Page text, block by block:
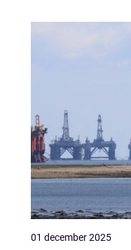
01 december 2025